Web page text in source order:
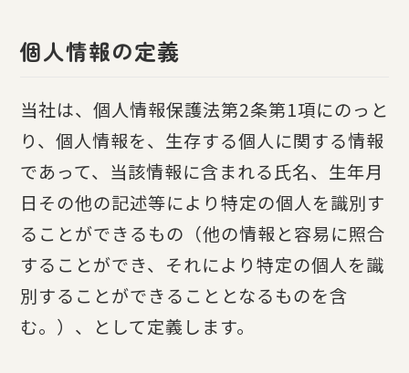
個人情報の定義
当社は、個人情報保護法第2条第1項にのっと
り、個人情報を、生存する個人に関する情報
であって、当該情報に含まれる氏名、生年月
日その他の記述等により特定の個人を識別す
ることができるもの（他の情報と容易に照合
することができ、それにより特定の個人を識
別することができることとなるものを含
む。）、として定義します。